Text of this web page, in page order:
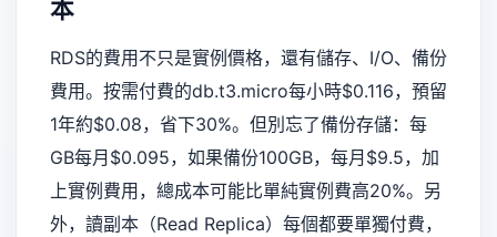
本
RDS的費用不只是實例價格，還有儲存、I/O、備份
費用。按需付費的db.t3.micro每小時$0.116，預留
1年約$0.08，省下30%。但別忘了備份存儲：每
GB每月$0.095，如果備份100GB，每月$9.5，加
上實例費用，總成本可能比單純實例費高20%。另
外，讀副本（Read Replica）每個都要單獨付費，